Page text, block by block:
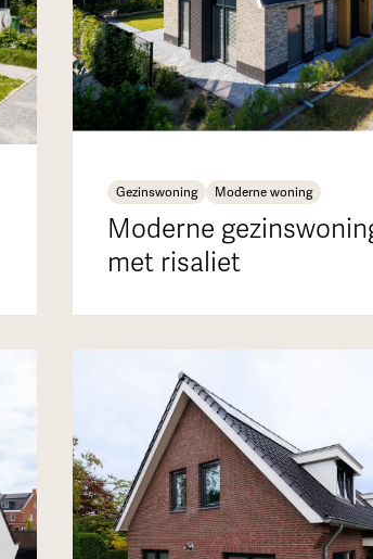
Gezinswoning Moderne woning
Moderne
met risaliet